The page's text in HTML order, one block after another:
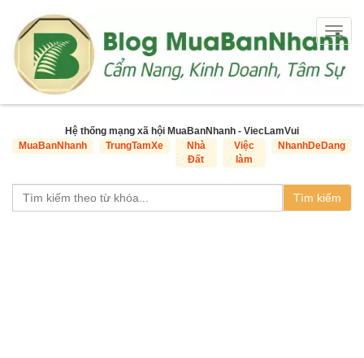
Hệ thống mạng xã hội MuaBanNhanh - ViecLamVui
MuaBanNhanh
TrungTamXe
Nhà
Đất
Việc
làm
NhanhDeDang
Tìm kiếm